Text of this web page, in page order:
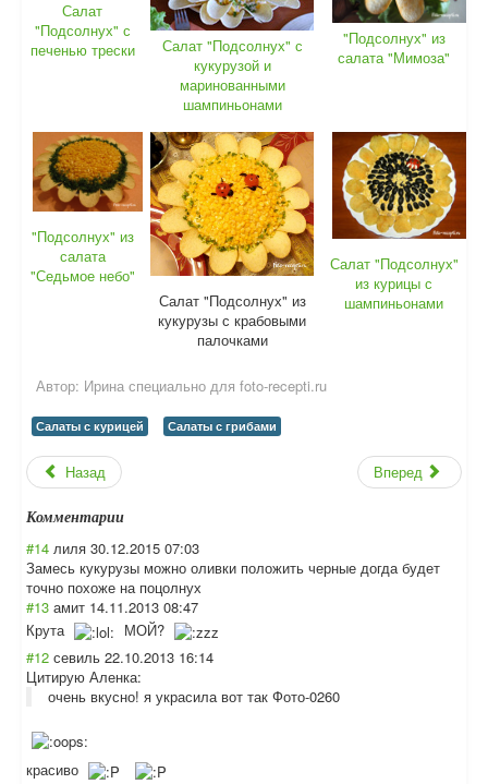
Салат
"Подсолнух" с
печенью трески
Салат "Подсолнух" с
кукурузой и
маринованными
шампиньонами
"Подсолнух" из
салата "Мимоза"
"Подсолнух" из
салата
"Седьмое небо"
Салат "Подсолнух" из
кукурузы с крабовыми
палочками
Салат "Подсолнух"
из курицы с
шампиньонами
Автор: Ирина специально для foto-recepti.ru
Салаты с курицей Салаты с грибами
Назад Вперед
Комментарии
#14 лиля 30.12.2015 07:03
Замесь кукурузы можно оливки положить черные догда будет
точно похоже на поцолнух
#13 амит 14.11.2013 08:47
Крута
МОЙ?
#12 севиль 22.10.2013 16:14
Цитирую Аленка:
очень вкусно! я украсила вот так Фото-0260
красиво